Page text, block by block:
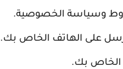
وسياسة الخصوصية.
على الهاتف الخاص بك.
الخاص بك.